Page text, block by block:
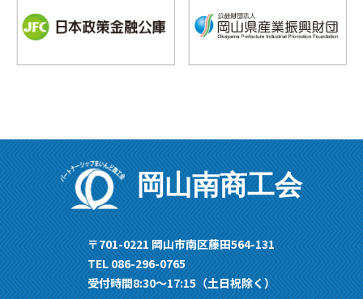
岡山南商工会
〒701-0221 岡山市南区藤田564-131
TEL 086-296-0765
受付時間8:30〜17:15（土日祝除く）